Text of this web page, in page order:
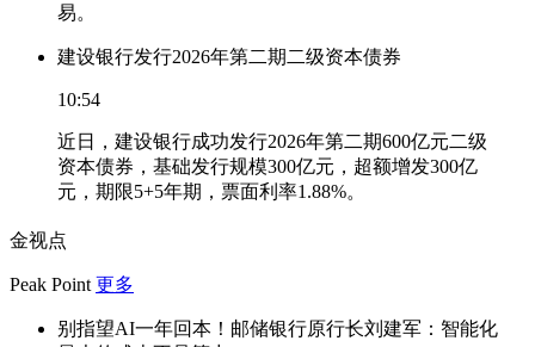
易。
建设银行发行2026年第二期二级资本债券
10:54
近日，建设银行成功发行2026年第二期600亿元二级
资本债券，基础发行规模300亿元，超额增发300亿
元，期限5+5年期，票面利率1.88%。
金视点
Peak Point 更多
别指望AI一年回本！邮储银行原行长刘建军：智能化